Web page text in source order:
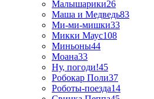
Малышарики26
Маша и Медведь83
Ми-ми-мишки33
Микки Маус108
Миньоны44
Моана33
Ну, погоди!45
Робокар Поли37
Роботы-поезда14